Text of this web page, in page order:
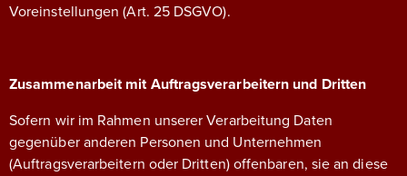
Voreinstellungen (Art. 25 DSGVO).
Zusammenarbeit mit Auftragsverarbeitern und Dritten
Sofern wir im Rahmen unserer Verarbeitung Daten
gegenüber anderen Personen und Unternehmen
(Auftragsverarbeitern oder Dritten) offenbaren, sie an diese